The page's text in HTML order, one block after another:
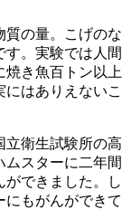
質の量。こげのな
。実験では人間
焼き魚百トン以上
はありえないこ
立衛生試験所の高
スターに二年間
できました。し
もがんができて